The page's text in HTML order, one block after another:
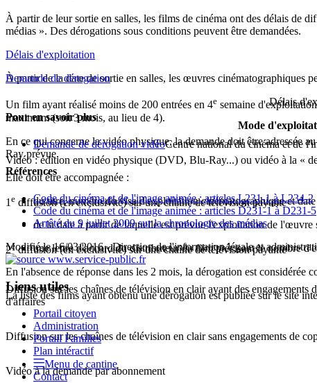
À partir de leur sortie en salles, les films de cinéma ont des délais de
médias ». Des dérogations sous conditions peuvent être demandées.
Délais d'exploitation
À partir de la date de sortie en salles, les œuvres cinématographiques
Délais
Mode
Vidéo : édition en vidéo physique (DVD, Blu-Ray...) ou vidéo à la «
1e diffusion (en exclusivité) sur une chaîne de télévision payante
2ediffusion (en exclusivité) sur une chaîne de télévision payante
Diffusion sur les chaînes de télévision en clair ayant des
d'affaires
Diffusion sur les chaînes de télévision en clair sans engagements de
Vidéo à la demande par abonnement
Demande de dérogation
Un film ayant réalisé moins de 200 entrées en 4e semaine
maximum (soit 3 mois, au lieu de 4).
En ce qui concerne la vidéo physique, la demande doit être adressée
Ray prévue.
Elle doit être accompagnée :
du titre, numéro du visa d'exploitation cinématographique et
de la date à partir de laquelle est prévue l'exploitation de l'œuvre
une lettre d'accord du distributeur du film précisant le nombre
En l'absence de réponse dans les 2 mois, la dérogation est considérée
La liste des films ayant obtenu une dérogation est publiée sur le site
Pour en savoir plus
Demande de dérogation vidéoCentre national du cinéma et de
Références
Code du cinéma et de l'image animée : articles L231-1 à L234-2
Code du cinéma et de l'image animée : articles D231-1 à D231-5
Arrêté du 9 juillet 2009 sur la chronologie des médias
Modifié le 16/03/2016 - Direction de l'information légale et
Liens utiles
Portail citoyen
Administration
Portail Familles
Plan intéractif
Menu de cantine
Contact